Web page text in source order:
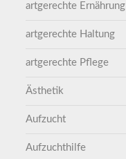
artgerechte Ernährung
artgerechte Haltung
artgerechte Pflege
Ästhetik
Aufzucht
Aufzuchthilfe